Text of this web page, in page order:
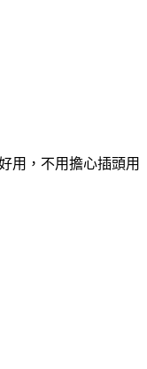
用，不用擔心插頭用